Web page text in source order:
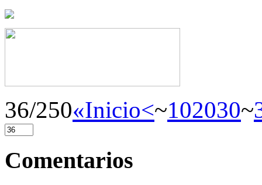
36/250«Inicio<~102030~
Comentarios